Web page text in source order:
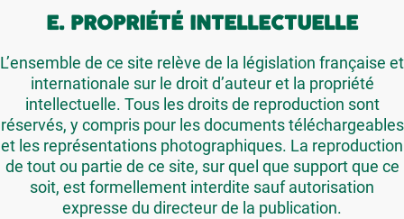
E. PROPRIÉTÉ INTELLECTUELLE
L’ensemble de ce site relève de la législation française et
internationale sur le droit d’auteur et la propriété
intellectuelle. Tous les droits de reproduction sont
réservés, y compris pour les documents téléchargeables
et les représentations photographiques. La reproduction
de tout ou partie de ce site, sur quel que support que ce
soit, est formellement interdite sauf autorisation
expresse du directeur de la publication.